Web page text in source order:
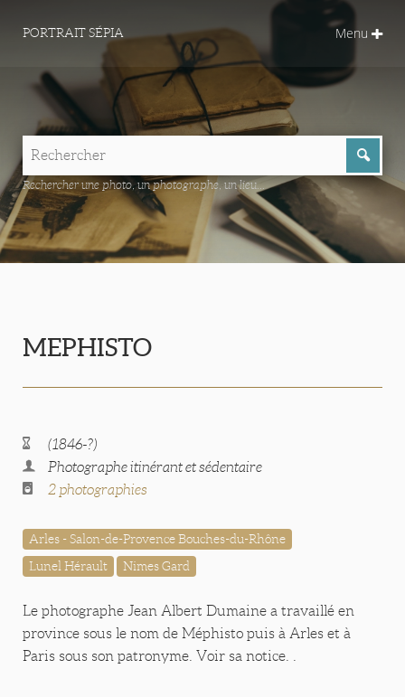
PORTRAIT SÉPIA Menu
Rechercher une photo, un photographe, un lieu...
MEPHISTO
(1846-?)
Photographe itinérant et sédentaire
2 photographies
Arles - Salon-de-Provence Bouches-du-Rhône
Lunel Hérault
Nimes Gard
Le photographe Jean Albert Dumaine a travaillé en
province sous le nom de Méphisto puis à Arles et à
Paris sous son patronyme. Voir sa notice. .